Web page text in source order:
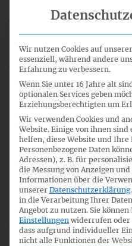
International Financial
englischer Sprache ist
u.a. drei neue Standards –...
2. März 2015
36. Sitzung IFRS-
Sitzungspapiere
Der größte Teil der Papiere
Sitzung des IFRS-
steht zum download bereit.
folgen in den... mehr lesen
Wir nutzen Cookies auf
essenziell, während andere
Erfahrung zu verbessern.
Wenn Sie unter 16 Jahre alt
optionalen Services geben
Erziehungsberechtigten um
Wir verwenden Cookies und
Website. Einige von ihnen
helfen, diese Website und
Personenbezogene Daten
Adressen), z. B. für
die Messung von Anzeigen
Informationen über die
unserer Datenschutzerklärung.
in die Verarbeitung Ihrer
Angebot zu nutzen. Sie
Einstellungen widerrufen oder
dass aufgrund individueller
nicht alle Funktionen der